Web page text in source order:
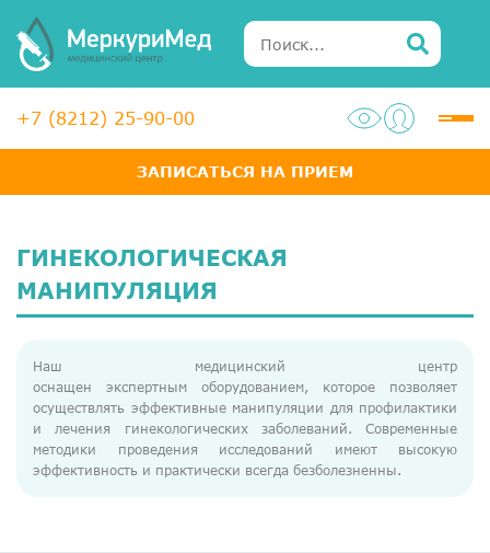
+7 (8212) 25-90-00
ЗАПИСАТЬСЯ НА ПРИЕМ
Услуги
ЛОР-центр
Медосмотры для справок
Анализы
ГИНЕКОЛОГИЧЕСКАЯ
МАНИПУЛЯЦИЯ
Наш медицинский центр
оснащен экспертным оборудованием, которое позволяет
осуществлять эффективные манипуляции для профилактики
и лечения гинекологических заболеваний. Современные
методики проведения исследований имеют высокую
эффективность и практически всегда безболезненны.